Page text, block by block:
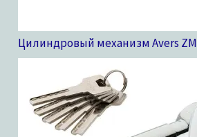
Цилиндровый механизм Avers ZM